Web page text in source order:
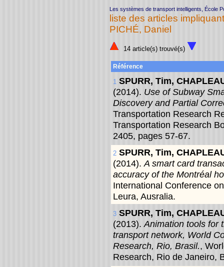
Les systèmes de transport intelligents, École
liste des articles
PICHÉ, Daniel
14 article(s) trouvé(s)
Référence
1 SPURR, Tim,
(2014). Use of Subway
Discovery and Partial
Transportation Research
Transportation Research
2405, pages 57-67.
2 SPURR, Tim,
(2014). A smart card
accuracy of the Montréal
International Conference
Leura, Ausralia.
3 SPURR, Tim,
(2013). Animation tools for
transport network, World
Research, Rio, Brasil.,
Research, Rio de Janeiro,